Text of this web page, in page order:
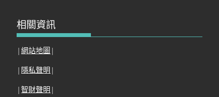
相關資訊
|網站地圖 |
| 隱私聲明 |
|智財聲明 |